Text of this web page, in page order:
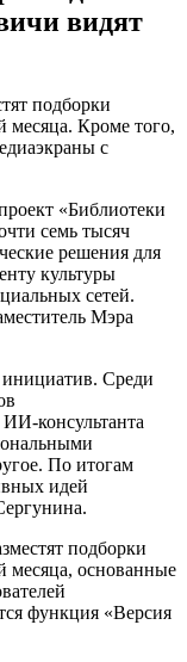
видят
подборки
месяца. Кроме того,
с
«Библиотеки
семь тысяч
решения для
культуры
сетей.
Мэра
Среди
ИИ-консультанта
По итогам
идей
подборки
месяца, основанные
функция «Версия